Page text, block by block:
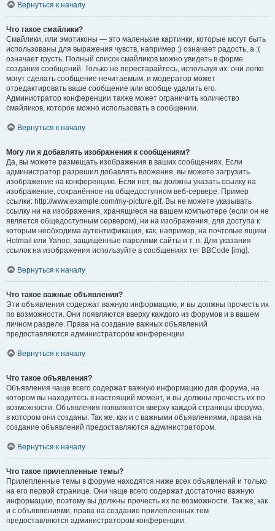
Вернуться к началу
Что такое смайлики?
Смайлики, или эмотиконы — это маленькие картинки, которые могут быть
использованы для выражения чувств, например :) означает радость, а :(
означает грусть. Полный список смайликов можно увидеть в форме
создания сообщений. Только не перестарайтесь, используя их: они легко
могут сделать сообщение нечитаемым, и модератор может
отредактировать ваше сообщение или вообще удалить его.
Администратор конференции также может ограничить количество
смайликов, которое можно использовать в сообщении.
Вернуться к началу
Могу ли я добавлять изображения к сообщениям?
Да, вы можете размещать изображения в ваших сообщениях. Если
администратор разрешил добавлять вложения, вы можете загрузить
изображение на конференцию. Если нет, вы должны указать ссылку на
изображение, сохранённое на общедоступном веб-сервере. Пример
ссылки: http://www.example.com/my-picture.gif. Вы не можете указывать
ссылку ни на изображения, хранящиеся на вашем компьютере (если он не
является общедоступным сервером), ни на изображения, для доступа к
которым необходима аутентификация, как, например, на почтовые ящики
Hotmail или Yahoo, защищённые паролями сайты и т. п. Для указания
ссылок на изображения используйте в сообщениях тег BBCode [img].
Вернуться к началу
Что такое важные объявления?
Эти объявления содержат важную информацию, и вы должны прочесть их
по возможности. Они появляются вверху каждого из форумов и в вашем
личном разделе. Права на создание важных объявлений
предоставляются администратором конференции.
Вернуться к началу
Что такое объявления?
Объявления чаще всего содержат важную информацию для форума, на
котором вы находитесь в настоящий момент, и вы должны прочесть их по
возможности. Объявления появляются вверху каждой страницы форума,
в котором они созданы. Так же, как и с важными объявлениями, права на
создание объявлений предоставляются администратором.
Вернуться к началу
Что такое прилепленные темы?
Прилепленные темы в форуме находятся ниже всех объявлений и только
на его первой странице. Они чаще всего содержат достаточно важную
информацию, поэтому вы должны прочесть их по возможности. Так же, как
и с объявлениями, права на создание прилепленных тем
предоставляются администратором конференции.